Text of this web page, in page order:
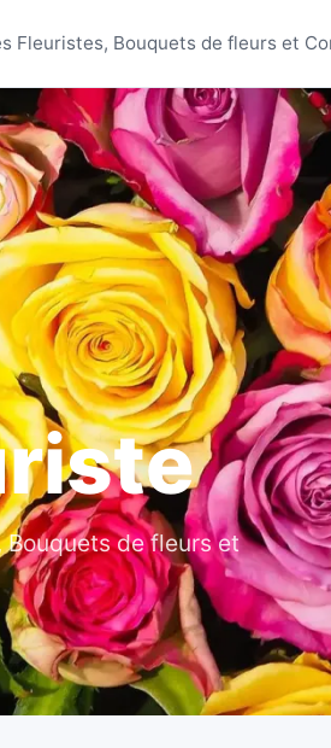
Fleuristes, Bouquets de fleurs et
de fleurs et